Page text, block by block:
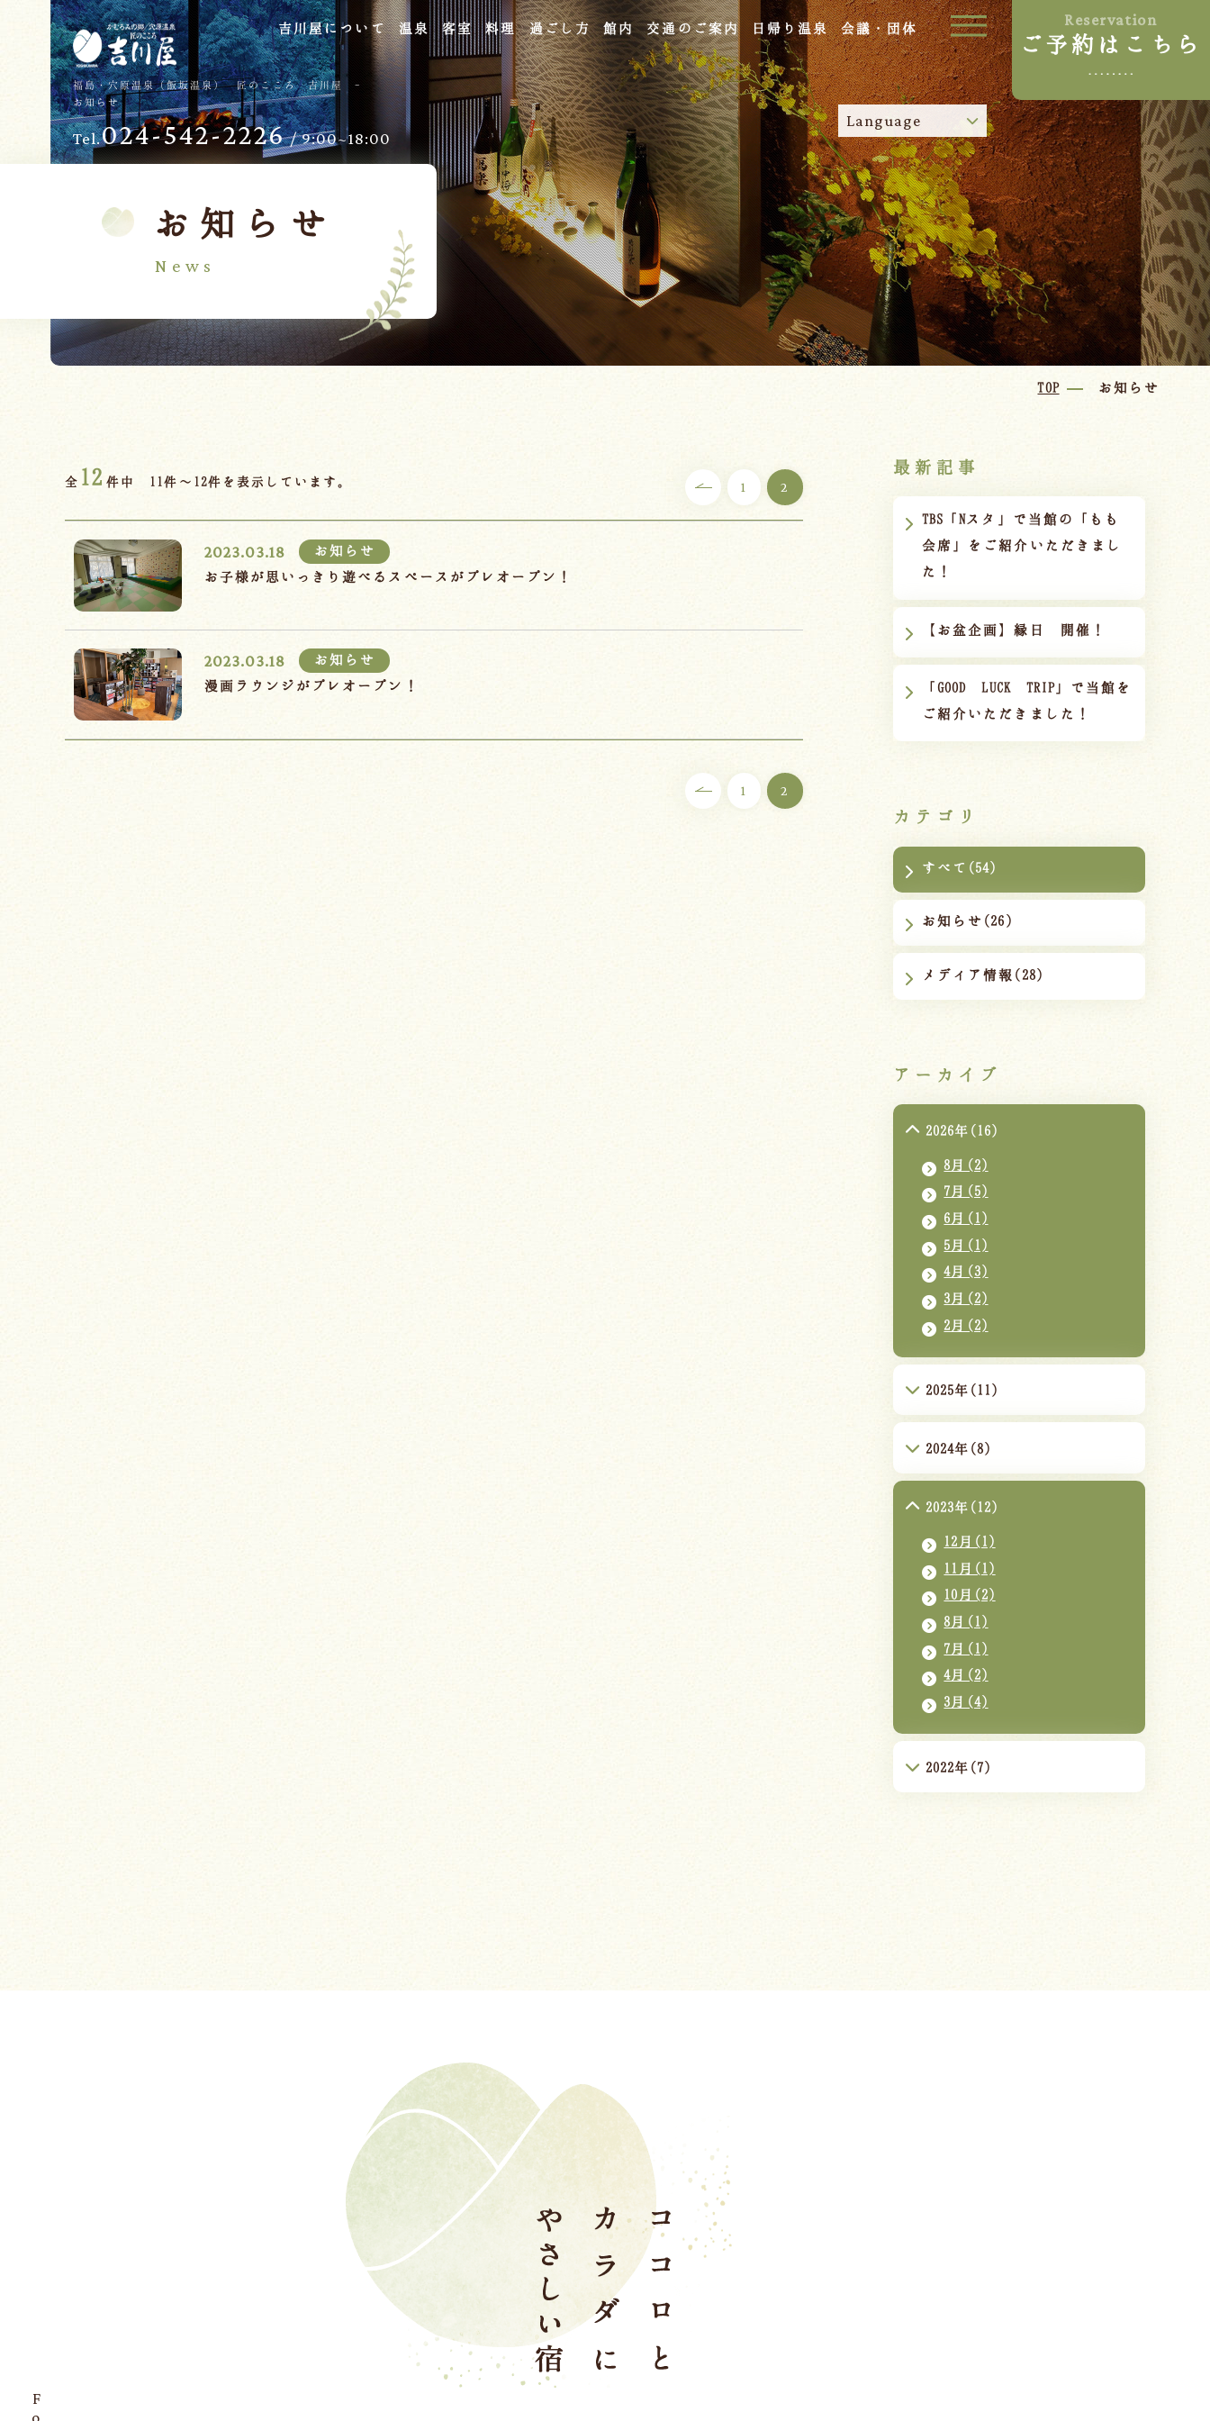
福島・穴原温泉（飯坂温泉） 匠のこころ 吉川屋 -
お知らせ
吉川屋について 温泉 客室 料理 過ごし方 館内 交通のご案内 日帰り温泉 会議・団体 Reservation
ご予約はこちら
Language
Tel.024-542-2226/ 9:00~18:00
お知らせ
News
TOP お知らせ
全 12 件中 11件～12件を表示しています。 1 2
2023.03.18
お知らせ
お子様が思いっきり遊べるスペースがプレオープン！
2023.03.18
お知らせ
漫画ラウンジがプレオープン！
1 2
最新記事
TBS「Nスタ」で当館の「もも
会席」をご紹介いただきまし
た！
【お盆企画】縁日 開催！
「GOOD LUCK TRIP」で当館を
ご紹介いただきました！
カテゴリ
すべて(54)
お知らせ(26)
メディア情報(28)
アーカイブ
2026年(16)
8月(2)
7月(5)
6月(1)
5月(1)
4月(3)
3月(2)
2月(2)
2025年(11)
2024年(8)
2023年(12)
12月(1)
11月(1)
10月(2)
8月(1)
7月(1)
4月(2)
3月(4)
2022年(7)
TOP
吉川屋について
温泉
せせらぎの杜
過ごし方
お子様向けサービス
バリアフリー
交通のご案内
吉川屋で過ごす特別な日
よくあるご質問
お問い合わせ
ご宿泊予約
予約確認・変更・キャンセル
キャンセルポリシー
宿泊約款
オンラインショップ
吉川屋×温泉むすめ
Follow us
ご宿泊プラン
お部屋からプランを選ぶ
空室カレンダーから選ぶ
Tel.024-542-2226/
9:00~18:00
Language